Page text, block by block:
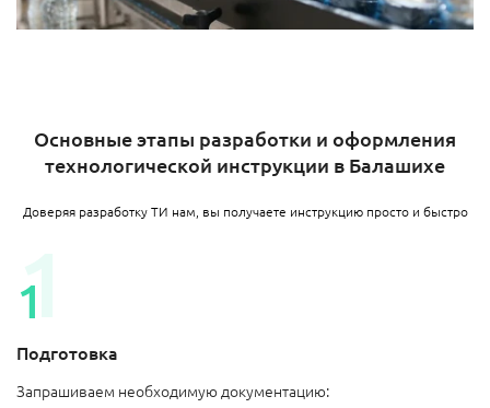
Основные этапы разработки и оформления
технологической инструкции в Балашихе
Доверяя разработку ТИ нам, вы получаете инструкцию просто и быстро
Подготовка
Запрашиваем необходимую документацию: